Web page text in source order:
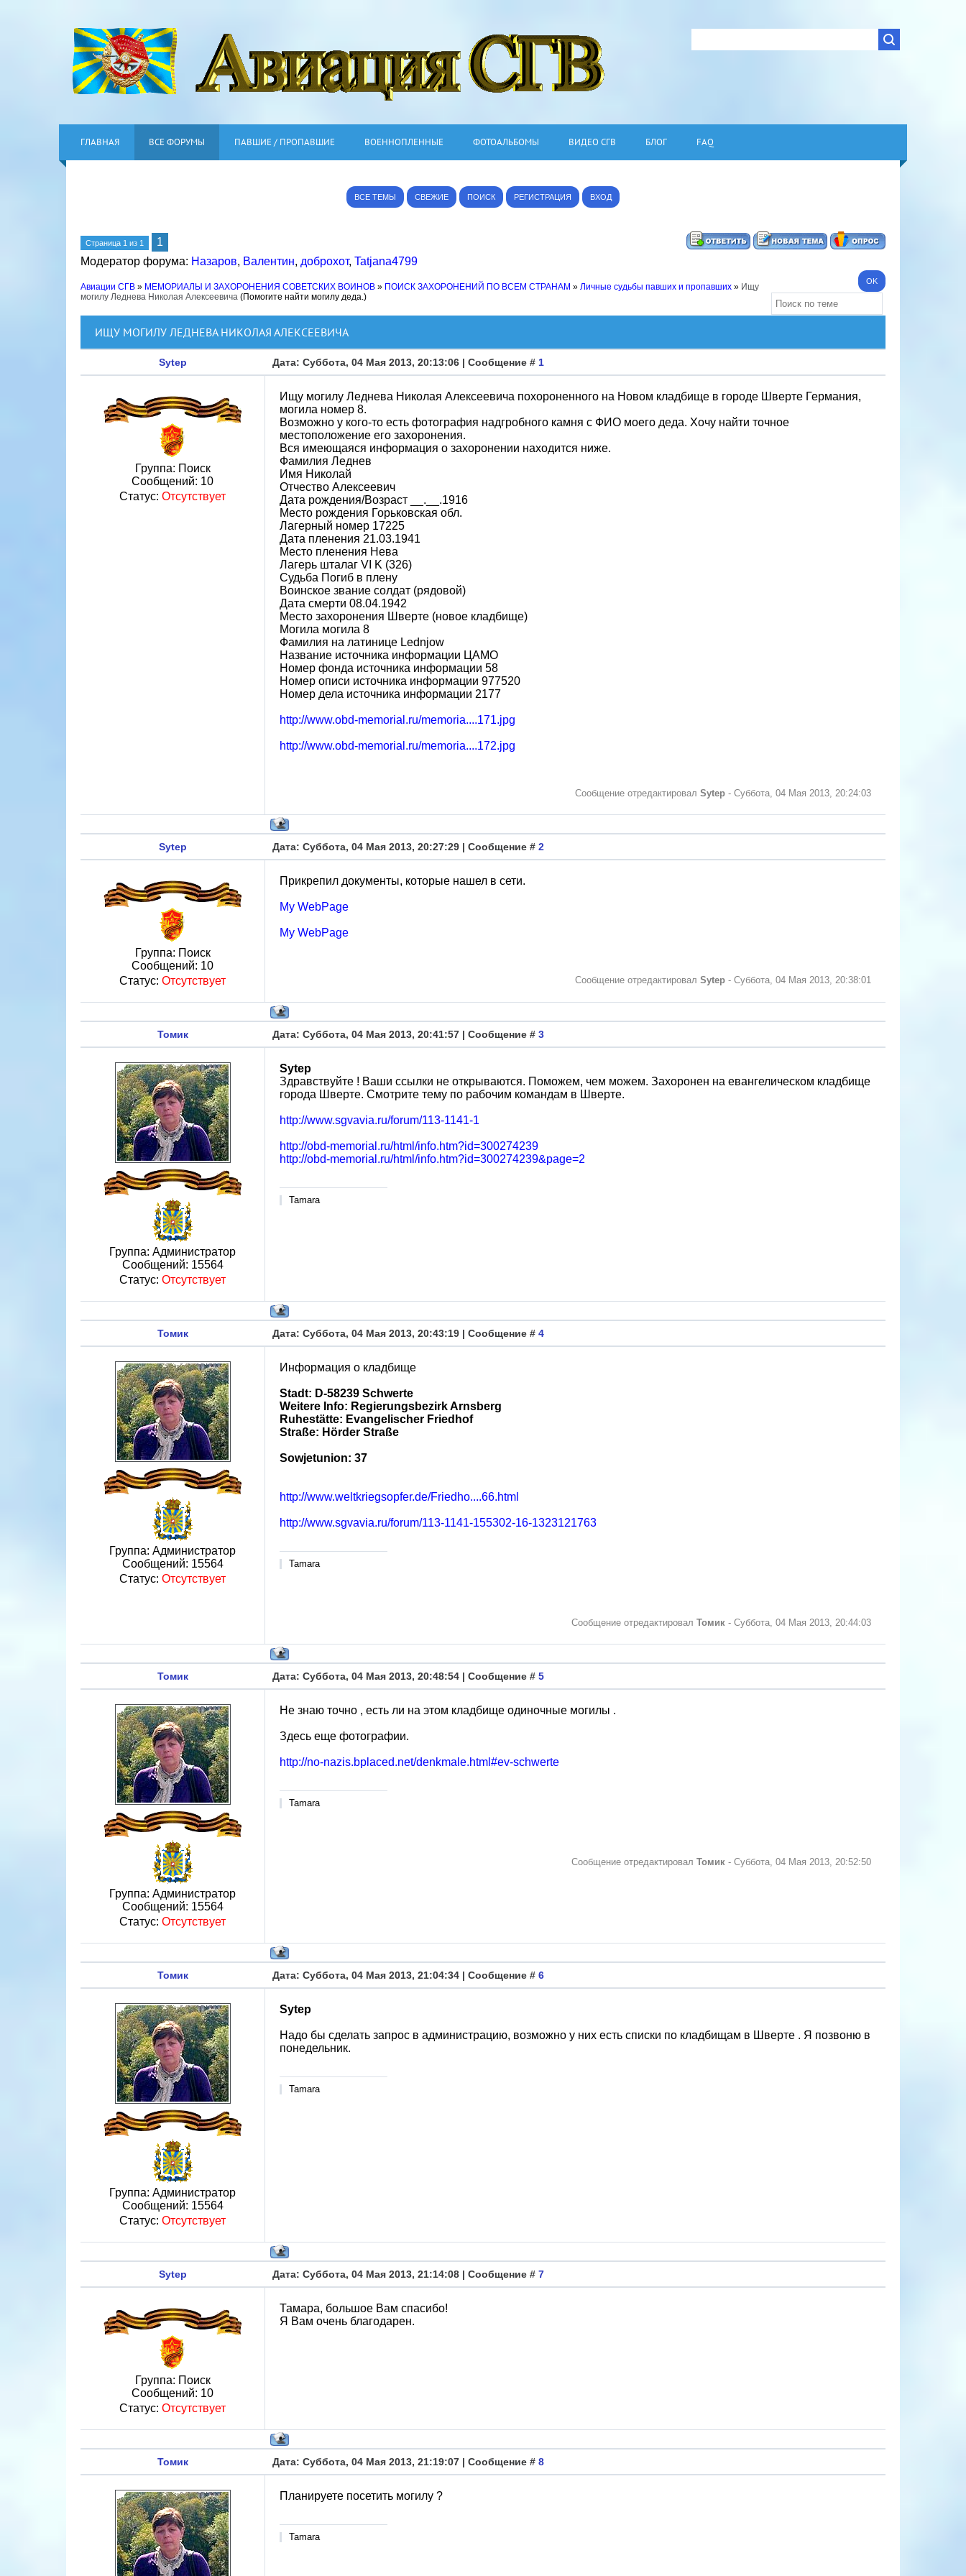
ГЛАВНАЯ ВСЕ ФОРУМЫ ПАВШИЕ / ПРОПАВШИЕ ВОЕННОПЛЕННЫЕ ФОТОАЛЬБОМЫ ВИДЕО СГВ БЛОГ FAQ
ВСЕ ТЕМЫ СВЕЖИЕ ПОИСК РЕГИСТРАЦИЯ ВХОД
Страница 1 из 1
1
Модератор форума: Назаров, Валентин, доброхот, Tatjana4799
Авиации СГВ » МЕМОРИАЛЫ И ЗАХОРОНЕНИЯ СОВЕТСКИХ ВОИНОВ » ПОИСК ЗАХОРОНЕНИЙ ПО ВСЕМ СТРАНАМ » Личные судьбы павших и пропавших » Ищу
могилу Леднева Николая Алексеевича (Помогите найти могилу деда.)
ИЩУ МОГИЛУ ЛЕДНЕВА НИКОЛАЯ АЛЕКСЕЕВИЧА
Sytep Дата: Суббота, 04 Мая 2013, 20:13:06 | Сообщение # 1
Группа: Поиск
Сообщений: 10
Статус: Отсутствует
Ищу могилу Леднева Николая Алексеевича похороненного на Новом кладбище в городе Шверте Германия,
могила номер 8.
Возможно у кого-то есть фотография надгробного камня с ФИО моего деда. Хочу найти точное
местоположение его захоронения.
Вся имеющаяся информация о захоронении находится ниже.
Фамилия Леднев
Имя Николай
Отчество Алексеевич
Дата рождения/Возраст __.__.1916
Место рождения Горьковская обл.
Лагерный номер 17225
Дата пленения 21.03.1941
Место пленения Нева
Лагерь шталаг VI K (326)
Судьба Погиб в плену
Воинское звание солдат (рядовой)
Дата смерти 08.04.1942
Место захоронения Шверте (новое кладбище)
Могила могила 8
Фамилия на латинице Lednjow
Название источника информации ЦАМО
Номер фонда источника информации 58
Номер описи источника информации 977520
Номер дела источника информации 2177
http://www.obd-memorial.ru/memoria....171.jpg
http://www.obd-memorial.ru/memoria....172.jpg
Сообщение отредактировал Sytep - Суббота, 04 Мая 2013, 20:24:03
Sytep Дата: Суббота, 04 Мая 2013, 20:27:29 | Сообщение # 2
Группа: Поиск
Сообщений: 10
Статус: Отсутствует
Прикрепил документы, которые нашел в сети.
My WebPage
My WebPage
Сообщение отредактировал Sytep - Суббота, 04 Мая 2013, 20:38:01
Томик Дата: Суббота, 04 Мая 2013, 20:41:57 | Сообщение # 3
Группа: Администратор
Сообщений: 15564
Статус: Отсутствует
Sytep
Здравствуйте ! Ваши ссылки не открываются. Поможем, чем можем. Захоронен на евангелическом кладбище
города Шверте. Смотрите тему по рабочим командам в Шверте.
http://www.sgvavia.ru/forum/113-1141-1
http://obd-memorial.ru/html/info.htm?id=300274239
http://obd-memorial.ru/html/info.htm?id=300274239&page=2
Tamara
Томик Дата: Суббота, 04 Мая 2013, 20:43:19 | Сообщение # 4
Группа: Администратор
Сообщений: 15564
Статус: Отсутствует
Информация о кладбище
Stadt: D-58239 Schwerte
Weitere Info: Regierungsbezirk Arnsberg
Ruhestätte: Evangelischer Friedhof
Straße: Hörder Straße
Sowjetunion: 37
http://www.weltkriegsopfer.de/Friedho....66.html
http://www.sgvavia.ru/forum/113-1141-155302-16-1323121763
Tamara
Сообщение отредактировал Томик - Суббота, 04 Мая 2013, 20:44:03
Томик Дата: Суббота, 04 Мая 2013, 20:48:54 | Сообщение # 5
Группа: Администратор
Сообщений: 15564
Статус: Отсутствует
Не знаю точно , есть ли на этом кладбище одиночные могилы .
Здесь еще фотографии.
http://no-nazis.bplaced.net/denkmale.html#ev-schwerte
Tamara
Сообщение отредактировал Томик - Суббота, 04 Мая 2013, 20:52:50
Томик Дата: Суббота, 04 Мая 2013, 21:04:34 | Сообщение # 6
Группа: Администратор
Сообщений: 15564
Статус: Отсутствует
Sytep
Надо бы сделать запрос в администрацию, возможно у них есть списки по кладбищам в Шверте . Я позвоню в
понедельник.
Tamara
Sytep Дата: Суббота, 04 Мая 2013, 21:14:08 | Сообщение # 7
Группа: Поиск
Сообщений: 10
Статус: Отсутствует
Тамара, большое Вам спасибо!
Я Вам очень благодарен.
Томик Дата: Суббота, 04 Мая 2013, 21:19:07 | Сообщение # 8
Планируете посетить могилу ?
Tamara